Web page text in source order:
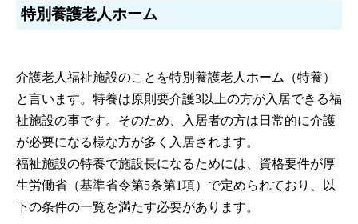
特別養護老人ホーム
介護老人福祉施設のことを特別養護老人ホーム（特養）
と言います。特養は原則要介護3以上の方が入居できる福
祉施設の事です。そのため、入居者の方は日常的に介護
が必要になる様な方が多く入居されます。
福祉施設の特養で施設長になるためには、資格要件が厚
生労働省（基準省令第5条第1項）で定められており、以
下の条件の一覧を満たす必要があります。